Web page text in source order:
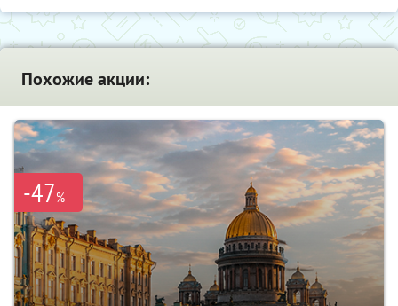
Похожие акции:
-47%